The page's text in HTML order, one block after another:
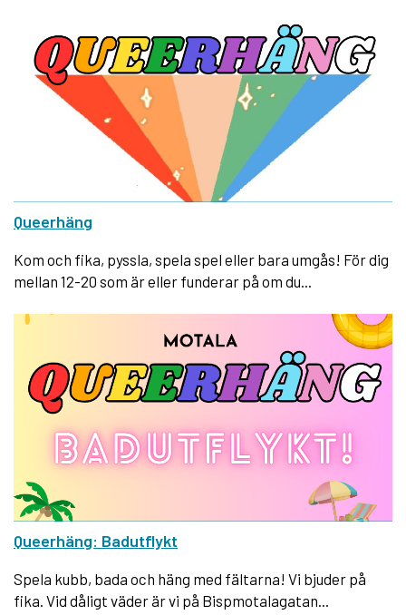
Queerhäng
Kom och fika, pyssla, spela spel eller bara umgås! För dig
mellan 12-20 som är eller funderar på om du...
Queerhäng: Badutflykt
Spela kubb, bada och häng med fältarna! Vi bjuder på
fika. Vid dåligt väder är vi på Bispmotalagatan...